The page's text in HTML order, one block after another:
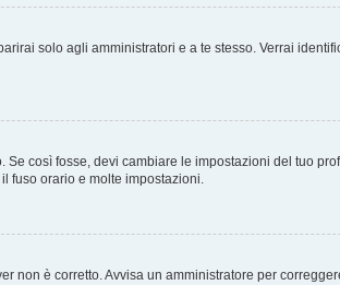
solo agli amministratori e a te stesso. Verrai
così fosse, devi cambiare le impostazioni del tuo
fuso orario e molte impostazioni.
non è corretto. Avvisa un amministratore per